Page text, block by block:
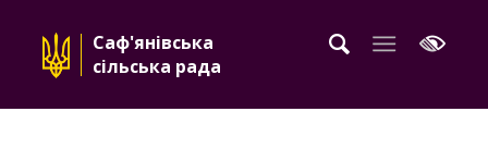
Саф'янівська
сільська рада